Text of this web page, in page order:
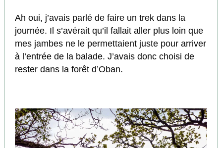
Ah oui, j’avais parlé de faire un trek dans la
journée. Il s’avérait qu’il fallait aller plus loin que
mes jambes ne le permettaient juste pour arriver
à l’entrée de la balade. J’avais donc choisi de
rester dans la forêt d’Oban.